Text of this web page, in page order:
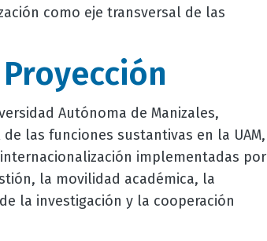
como eje transversal de las
Autónoma de Manizales,
las funciones sustantivas en la UAM,
implementadas por
la movilidad académica, la
la investigación y la cooperación